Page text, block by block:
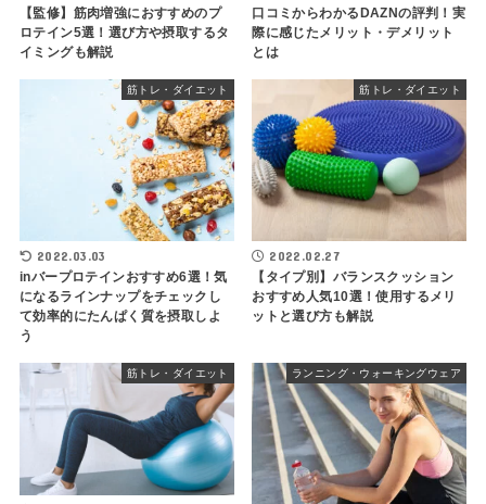
【監修】筋肉増強におすすめのプ
ロテイン5選！選び方や摂取するタ
イミングも解説
口コミからわかるDAZNの評判！実
際に感じたメリット・デメリット
とは
筋トレ・ダイエット
2022.03.03
inバープロテインおすすめ6選！気
になるラインナップをチェックし
て効率的にたんぱく質を摂取しよ
う
筋トレ・ダイエット
2022.02.27
【タイプ別】バランスクッション
おすすめ人気10選！使用するメリ
ットと選び方も解説
筋トレ・ダイエット ランニング・ウォーキングウェア